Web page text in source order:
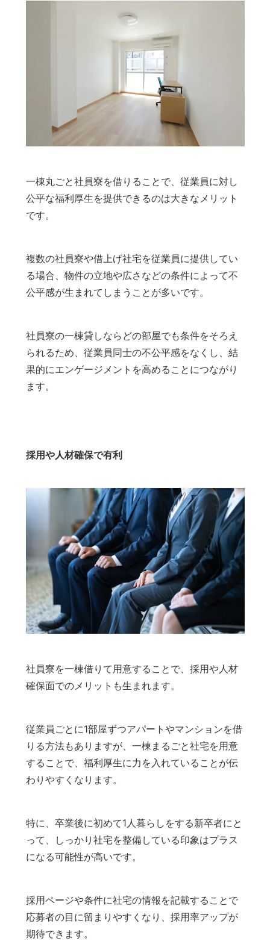
一棟丸ごと社員寮を借りることで、従業員に対し
公平な福利厚生を提供できるのは大きなメリット
です。
複数の社員寮や借上げ社宅を従業員に提供してい
る場合、物件の立地や広さなどの条件によって不
公平感が生まれてしまうことが多いです。
社員寮の一棟貸しならどの部屋でも条件をそろえ
られるため、従業員同士の不公平感をなくし、結
果的にエンゲージメントを高めることにつながり
ます。
採用や人材確保で有利
社員寮を一棟借りて用意することで、採用や人材
確保面でのメリットも生まれます。
従業員ごとに1部屋ずつアパートやマンションを借
りる方法もありますが、一棟まるごと社宅を用意
することで、福利厚生に力を入れていることが伝
わりやすくなります。
特に、卒業後に初めて1人暮らしをする新卒者にと
って、しっかり社宅を整備している印象はプラス
になる可能性が高いです。
採用ページや条件に社宅の情報を記載することで
応募者の目に留まりやすくなり、採用率アップが
期待できます。